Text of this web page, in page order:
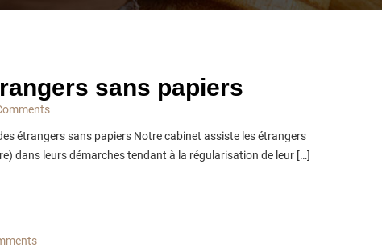
sans papiers
étrangers sans papiers Notre cabinet assiste les étrangers
dans leurs démarches tendant à la régularisation de leur […]